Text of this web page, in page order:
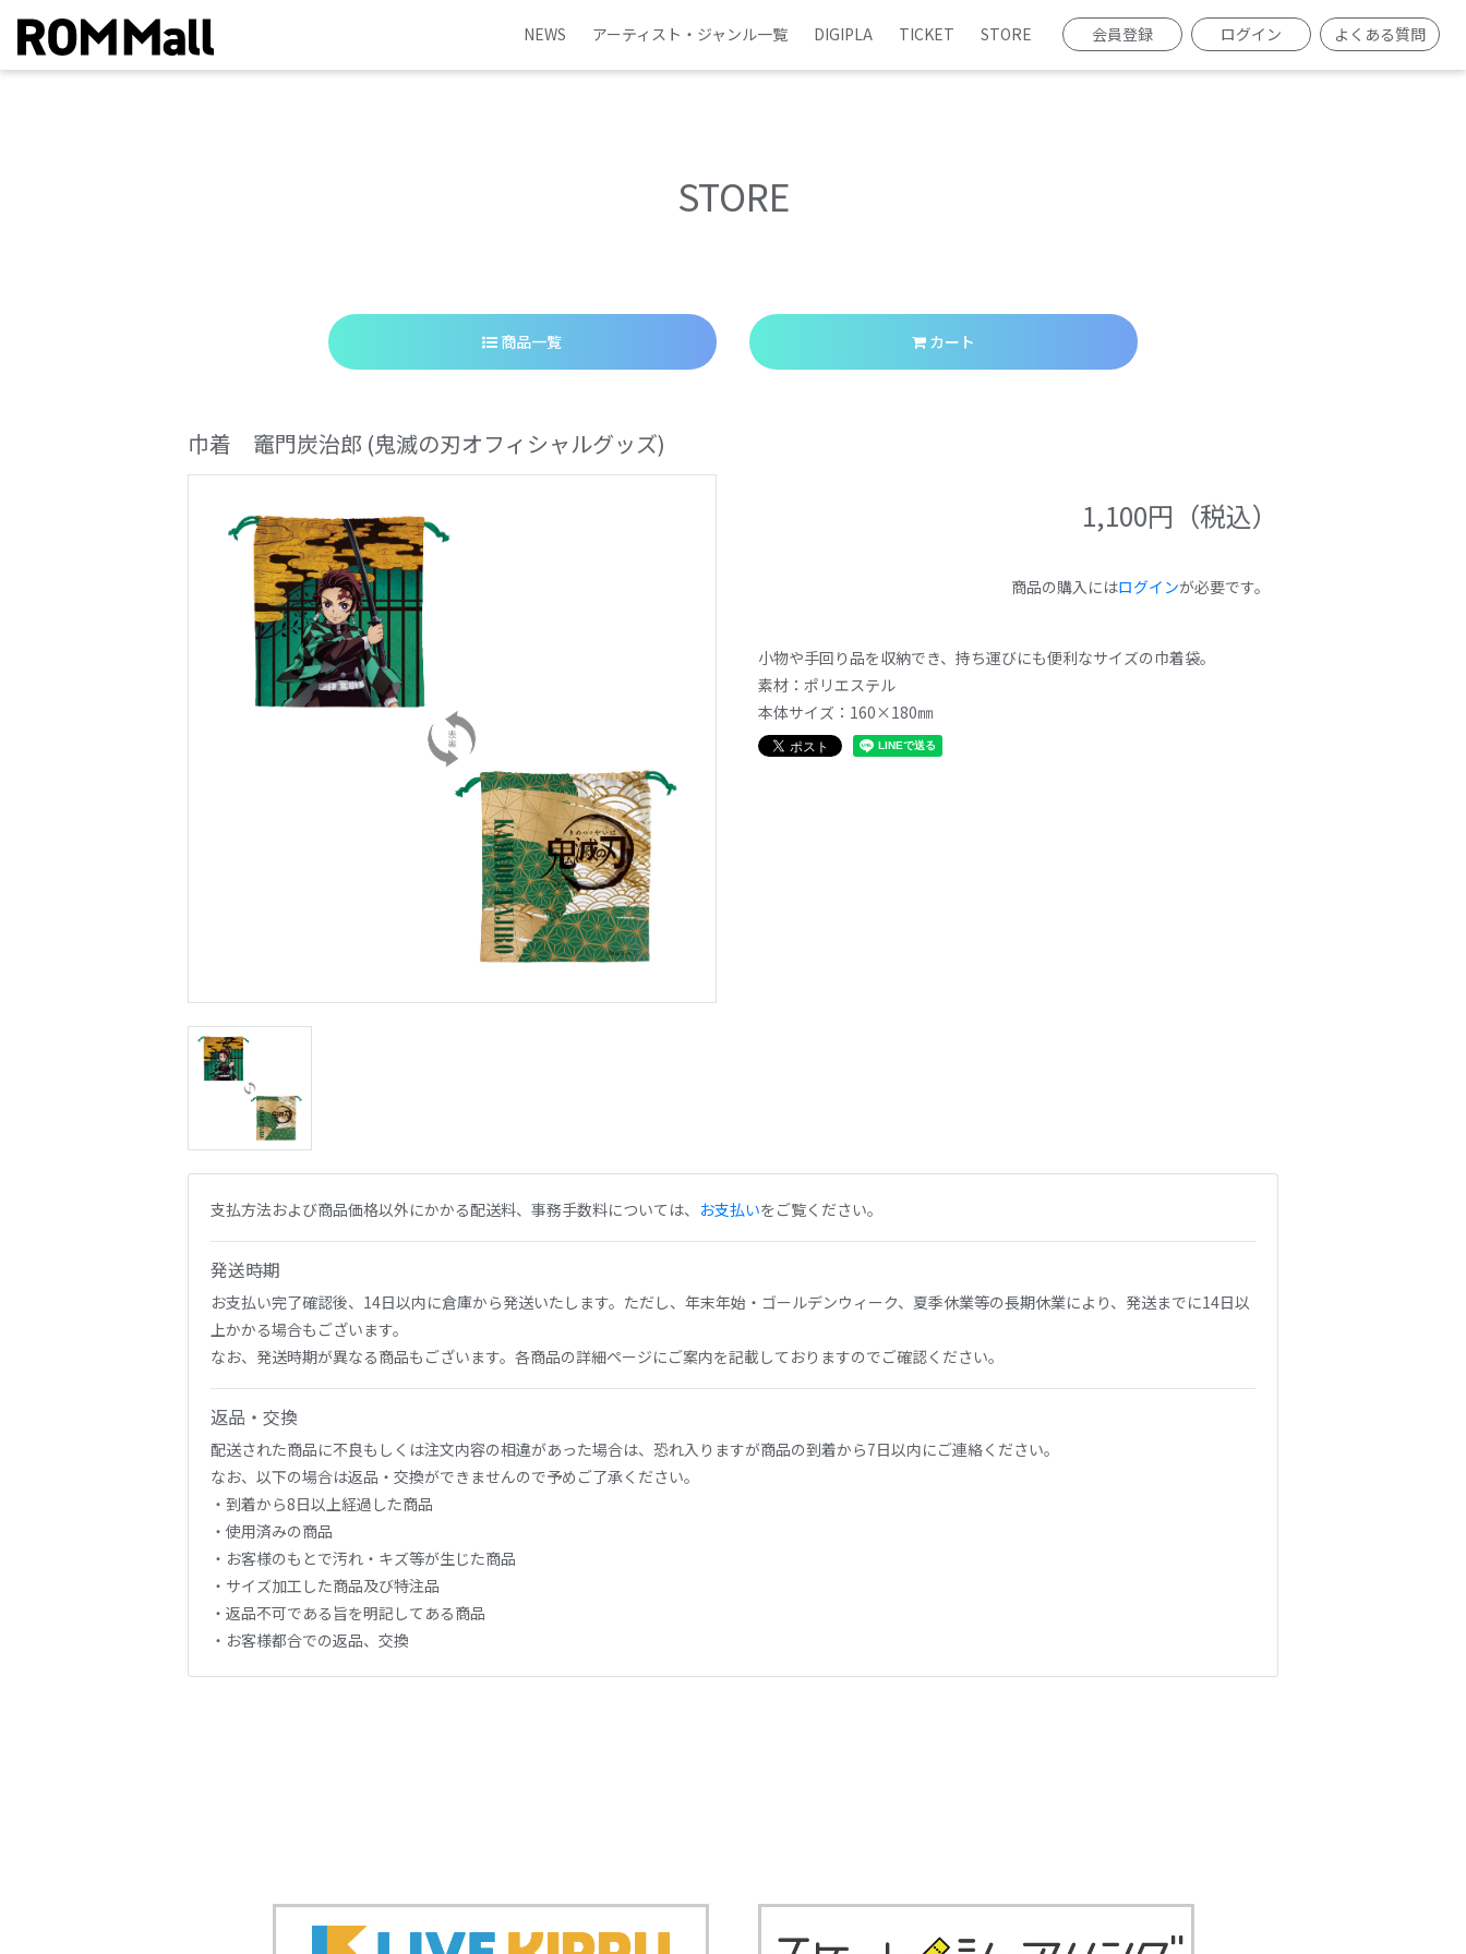
NEWS アーティスト・ジャンル一覧 DIGIPLA TICKET STORE 会員登録 ログイン よくある質問
STORE
商品一覧 カート
巾着 竈門炭治郎 (鬼滅の刃オフィシャルグッズ)
1,100円（税込）
商品の購入にはログインが必要です。
小物や手回り品を収納でき、持ち運びにも便利なサイズの巾着袋。
素材：ポリエステル
本体サイズ：160×180㎜
支払方法および商品価格以外にかかる配送料、事務手数料については、 お支払いをご覧ください。
発送時期
お支払い完了確認後、14日以内に倉庫から発送いたします。ただし、年末年始・ゴールデンウィーク、夏季休業等の長期休業により、発送までに14日以
上かかる場合もございます。
なお、発送時期が異なる商品もございます。各商品の詳細ページにご案内を記載しておりますのでご確認ください。
返品・交換
配送された商品に不良もしくは注文内容の相違があった場合は、恐れ入りますが商品の到着から7日以内にご連絡ください。
なお、以下の場合は返品・交換ができませんので予めご了承ください。
・到着から8日以上経過した商品
・使用済みの商品
・お客様のもとで汚れ・キズ等が生じた商品
・サイズ加工した商品及び特注品
・返品不可である旨を明記してある商品
・お客様都合での返品、交換